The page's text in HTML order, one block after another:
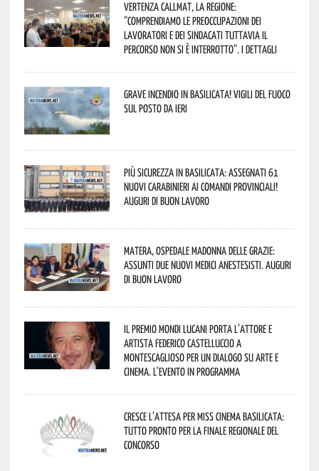
Vertenza CallMat, la Regione:
“comprendiamo le preoccupazioni dei
lavoratori e dei sindacati tuttavia il
percorso non si è interrotto”. I dettagli
Grave incendio in Basilicata! Vigili del fuoco
sul posto da ieri
Più sicurezza in Basilicata: assegnati 61
nuovi Carabinieri ai Comandi provinciali!
Auguri di buon lavoro
Matera, Ospedale Madonna delle Grazie:
assunti due nuovi medici anestesisti. Auguri
di buon lavoro
Il Premio Mondi Lucani porta l’attore e
artista Federico Castelluccio a
Montescaglioso per un dialogo su arte e
cinema. L’evento in programma
Cresce l’attesa per Miss Cinema Basilicata:
tutto pronto per la finale regionale del
concorso